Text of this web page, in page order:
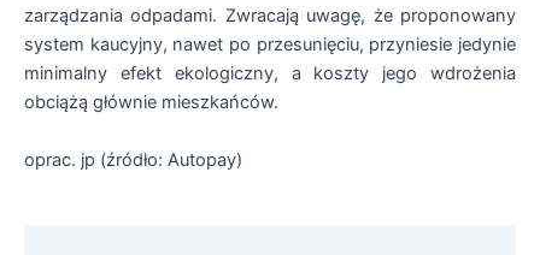
zarządzania odpadami. Zwracają uwagę, że proponowany
system kaucyjny, nawet po przesunięciu, przyniesie jedynie
minimalny efekt ekologiczny, a koszty jego wdrożenia
obciążą głównie mieszkańców.
oprac. jp (źródło: Autopay)